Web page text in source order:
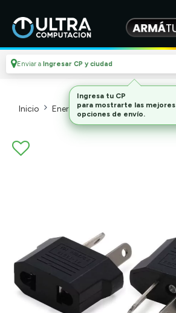
Enviar a Ingresar CP y ciudad
Inicio Energia Y Hogar Accesorios
Ingresa tu CP
para mostrarte las mejores
opciones de envío.